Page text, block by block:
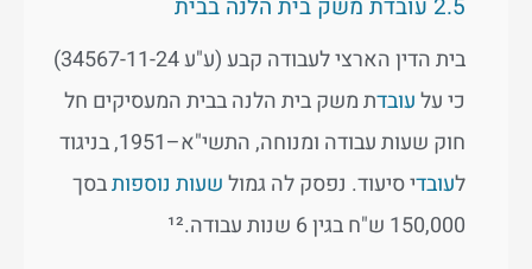
2.5 עובדת משק בית הלנה בבית
בית הדין הארצי לעבודה קבע (ע"ע 34567-11-24)
כי עלעובדת משק בית הלנה בבית המעסיקים חל
חוק שעות עבודה ומנוחה, התשי"א–1951, בניגוד
לעובדי סיעוד. נפסק לה גמולשעות נוספותבסך
150,000 ש"ח בגין 6 שנות עבודה.¹²